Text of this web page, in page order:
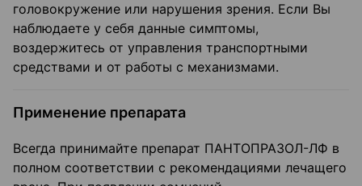
головокружение или нарушения зрения. Если Вы
наблюдаете у себя данные симптомы,
воздержитесь от управления транспортными
средствами и от работы с механизмами.
Применение препарата
Всегда принимайте препарат ПАНТОПРАЗОЛ-ЛФ в
полном соответствии с рекомендациями лечащего